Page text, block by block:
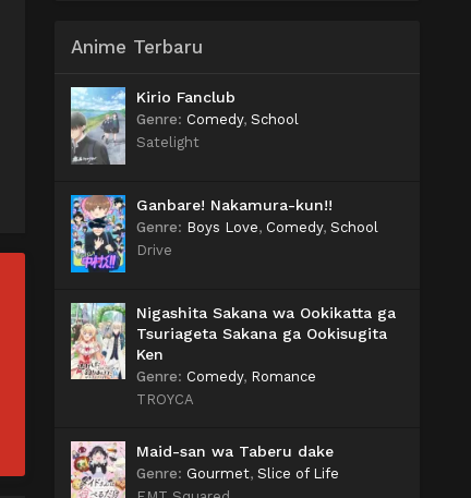
Anime Terbaru
Kirio Fanclub
Genre: Comedy, School
Satelight
Ganbare! Nakamura-kun!!
Genre: Boys Love, Comedy, School
Drive
Nigashita Sakana wa Ookikatta ga
Tsuriageta Sakana ga Ookisugita
Ken
Genre: Comedy, Romance
TROYCA
Maid-san wa Taberu dake
Genre: Gourmet, Slice of Life